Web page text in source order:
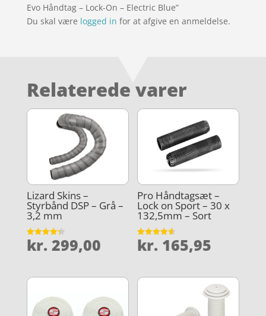
Evo Håndtag – Lock-On – Electric Blue”
Du skal være logged in for at afgive en anmeldelse.
Relaterede varer
Lizard Skins –
Styrbånd DSP – Grå –
3,2 mm
Vurderet
4.3
kr. 299,00
Pro Håndtagsæt –
Lock on Sport – 30 x
132,5mm – Sort
Vurderet
4.6
kr. 165,95